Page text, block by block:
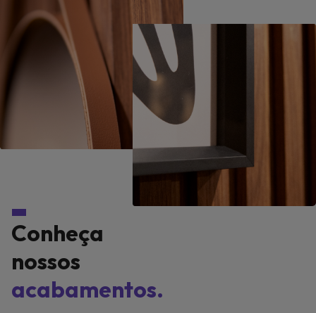
Conheça
nossos
acabamentos.